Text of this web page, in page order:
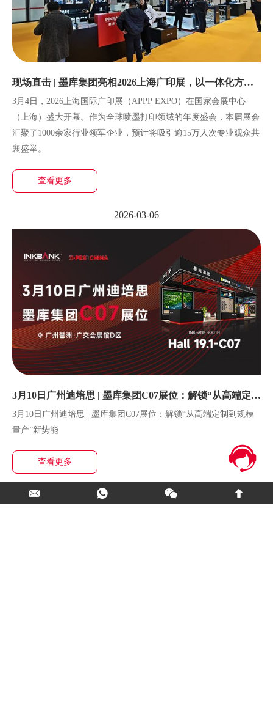
现场直击 | 墨库集团亮相2026上海广印展，以一体化方案
赋能行业升级
3月4日，2026上海国际广印展（APPP EXPO）在国家会展中心
（上海）盛大开幕。作为全球喷墨打印领域的年度盛会，本届展会
汇聚了1000余家行业领军企业，预计将吸引逾15万人次专业观众共
襄盛举。
查看更多
2026-03-06
3月10日广州迪培思 | 墨库集团C07展位：解锁“从高端定制
到规模量产”新势能
3月10日广州迪培思 | 墨库集团C07展位：解锁“从高端定制到规模
量产”新势能
查看更多
1 5